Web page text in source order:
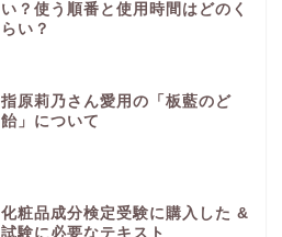
い？使う順番と使用時間はどのく
らい？
指原莉乃さん愛用の「板藍のど
飴」について
化粧品成分検定受験に購入した &
試験に必要なテキスト